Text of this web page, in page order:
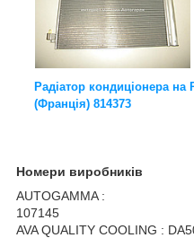
Радіатор кондиціонера на
(Франція) 814373
Номери виробників
AUTOGAMMA :
107145
AVA QUALITY COOLING :